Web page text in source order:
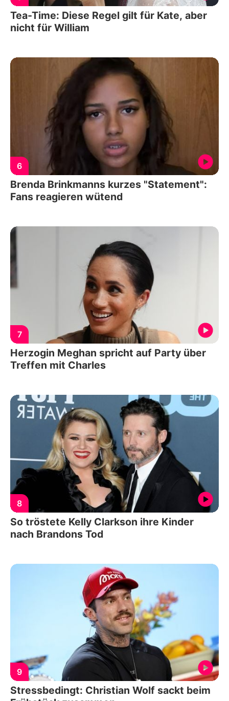
Tea-Time: Diese Regel gilt für Kate, aber
nicht für William
6
Brenda Brinkmanns kurzes "Statement":
Fans reagieren wütend
7
Herzogin Meghan spricht auf Party über
Treffen mit Charles
8
So tröstete Kelly Clarkson ihre Kinder
nach Brandons Tod
9
Stressbedingt: Christian Wolf sackt beim